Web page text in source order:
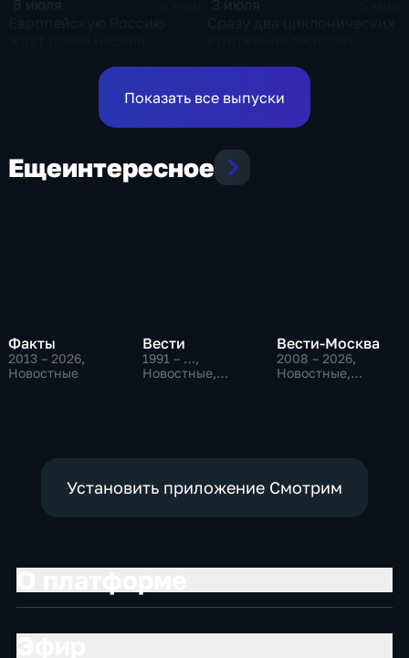
оставшиеся дни недели
Показать все выпуски
Ещеинтересное
Факты
2013 – 2026,
Новостные
Вести
1991 – …,
Новостные,
Вести-Москва
2008 – 2026,
Новостные,
Установить приложение Смотрим